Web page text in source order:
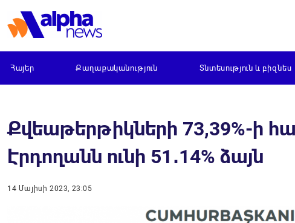
Հայեր Քաղաքականություն Տնտեսություն և բիզնես
Քվեաթերթիկների 73,39%-ի
Էրդողանն ունի 51․14% ձայն
14 Մայիսի 2023, 23:05